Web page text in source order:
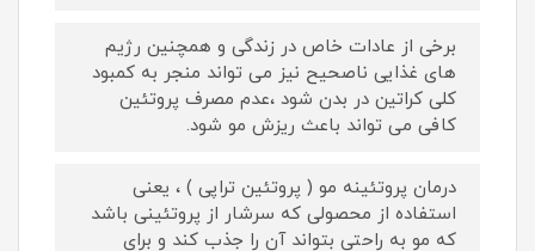
برخی از عادات خاص در زندگی و همچنین رژیم
های غذایی ناصحیح نیز می تواند منجر به کمبود
کلی کراتین در بدن شود ،عدم مصرف پروتئین
کافی می تواند باعث ریزش مو شود.
درمان پروتئینه مو ( پروتئین تراپی ) ، یعنی
استفاده از محصولی که سرشار از پروتئینی باشد
که مو به راحتی بتواند آن را جذب کند و برای